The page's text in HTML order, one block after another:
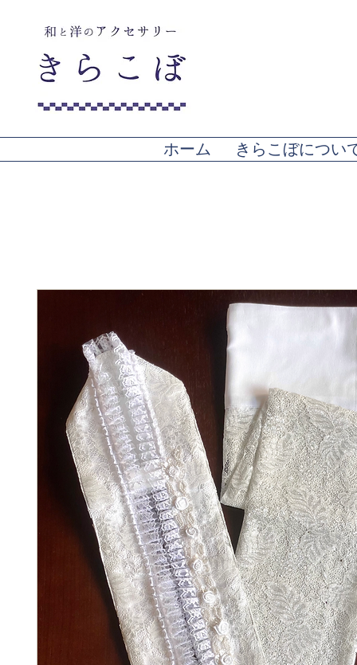
ホーム きらこぼについ